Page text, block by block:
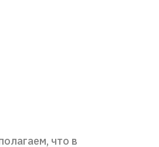
что в